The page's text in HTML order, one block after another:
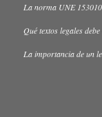
La norma UNE
Qué textos legales
La importancia de un